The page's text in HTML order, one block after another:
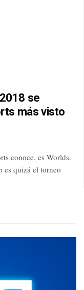
se
más visto
conoce, es Worlds.
es quizá el torneo